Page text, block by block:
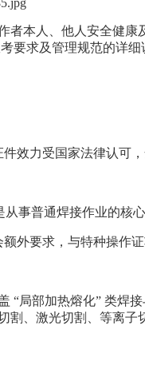
本人、他人安全健
求及管理规范的详细
效力受国家法律认可，
事普通焊接作业的核
外要求，与特种操作证
局部加热熔化” 类焊
割、激光切割、等离子